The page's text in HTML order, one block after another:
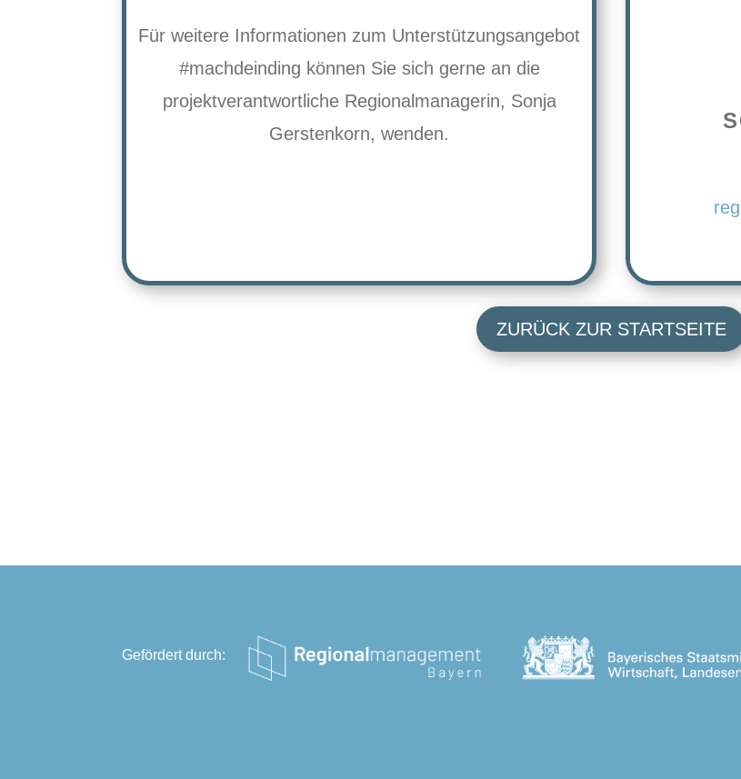
Für weitere Informationen zum Unterstützungsangebot
#machdeinding können Sie sich gerne an die
projektverantwortliche Regionalmanagerin, Sonja
Gerstenkorn, wenden.
ZURÜCK ZUR STARTSEITE
Gefördert durch: